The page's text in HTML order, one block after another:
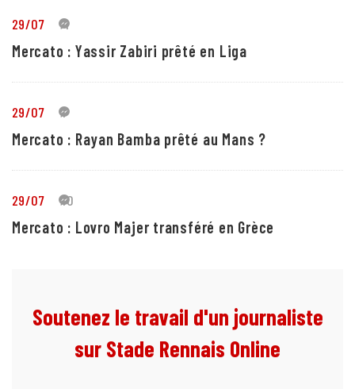
29/07 4
Mercato : Yassir Zabiri prêté en Liga
29/07 1
Mercato : Rayan Bamba prêté au Mans ?
29/07 10
Mercato : Lovro Majer transféré en Grèce
Soutenez le travail d'un journaliste
sur Stade Rennais Online